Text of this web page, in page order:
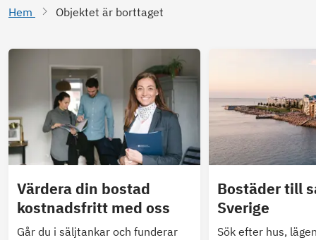
Hem Objektet är borttaget
Värdera din bostad
kostnadsfritt med oss
Går du i säljtankar och funderar
Bostäder till
Sverige
Sök efter hus,